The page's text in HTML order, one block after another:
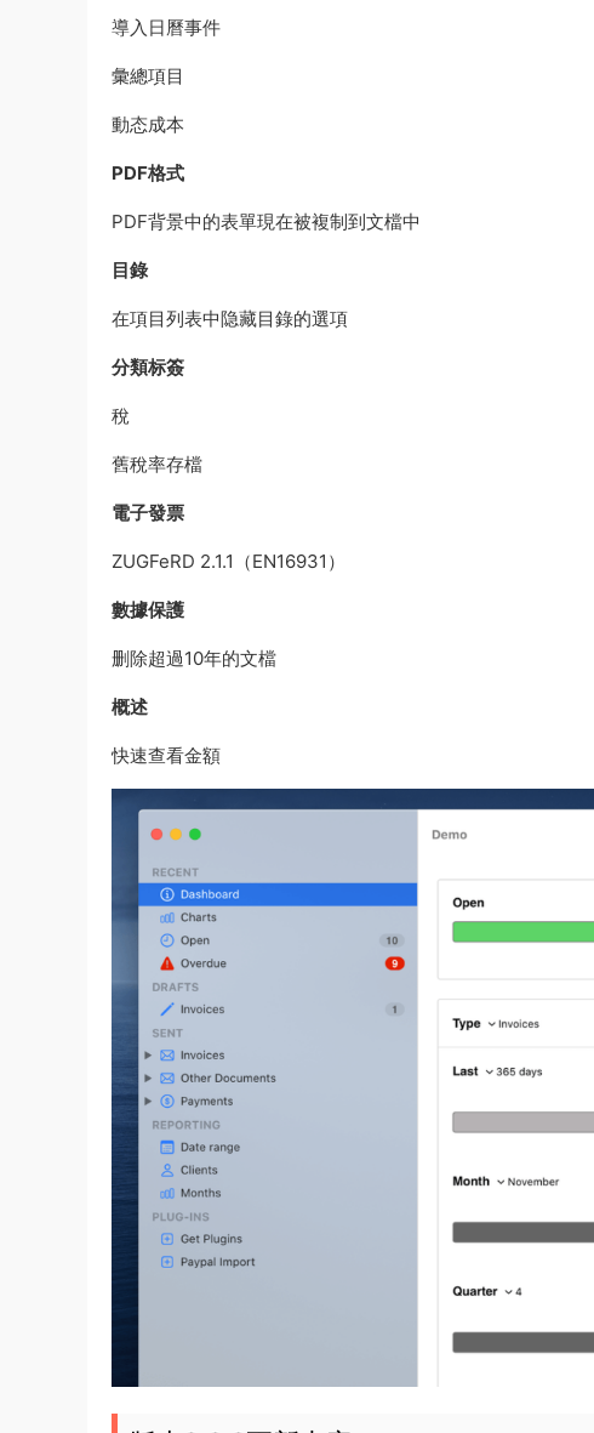
導入日曆事件
彙總項目
動态成本
PDF格式
PDF背景中的表單現在被複制到文檔中
目錄
在項目列表中隐藏目錄的選項
分類标簽
稅
舊稅率存檔
電子發票
ZUGFeRD 2.1.1（EN16931）
數據保護
删除超過10年的文檔
概述
快速查看金額